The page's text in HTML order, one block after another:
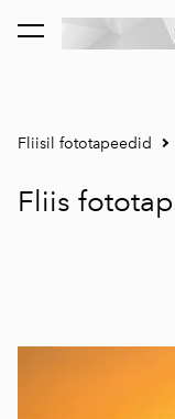
lisati ostukorvi.
Fliisil fototapeedid
Fliis